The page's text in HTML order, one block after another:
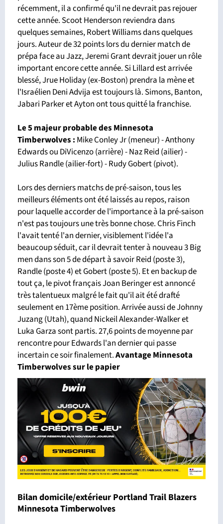
récemment, il a confirmé qu'il ne devrait pas rejouer
cette année. Scoot Henderson reviendra dans
quelques semaines, Robert Williams dans quelques
jours. Auteur de 32 points lors du dernier match de
prépa face au Jazz, Jeremi Grant devrait jouer un rôle
important encore cette année. Si Lillard est arrivée
blessé, Jrue Holiday (ex-Boston) prendra la mène et
l'Israélien Deni Advija est toujours là. Simons, Banton,
Jabari Parker et Ayton ont tous quitté la franchise.
Le 5 majeur probable des Minnesota
Timberwolves : Mike Conley Jr (meneur) - Anthony
Edwards ou DiVicenzo (arrière) - Naz Reid (ailier) -
Julius Randle (ailier-fort) - Rudy Gobert (pivot).
Lors des derniers matchs de pré-saison, tous les
meilleurs éléments ont été laissés au repos, raison
pour laquelle accorder de l'importance à la pré-saison
n'est pas toujours une très bonne chose. Chris Finch
l'avait tenté l'an dernier, visiblement l'idée l'a
beaucoup séduit, car il devrait tenter à nouveau 3 Big
men dans son 5 de départ à savoir Reid (poste 3),
Randle (poste 4) et Gobert (poste 5). Et en backup de
tout ça, le pivot français Joan Beringer est annoncé
très talentueux malgré le fait qu'il ait été drafté
seulement en 17ème position. Arrivée aussi de Johnny
Juzang (Utah), quand Nickeil Alexander-Walker et
Luka Garza sont partis. 27,6 points de moyenne par
rencontre pour Edwards l'an dernier qui passe
incertain ce soir finalement.Avantage Minnesota
Timberwolves sur le papier
Bilan domicile/extérieur Portland Trail Blazers
Minnesota Timberwolves